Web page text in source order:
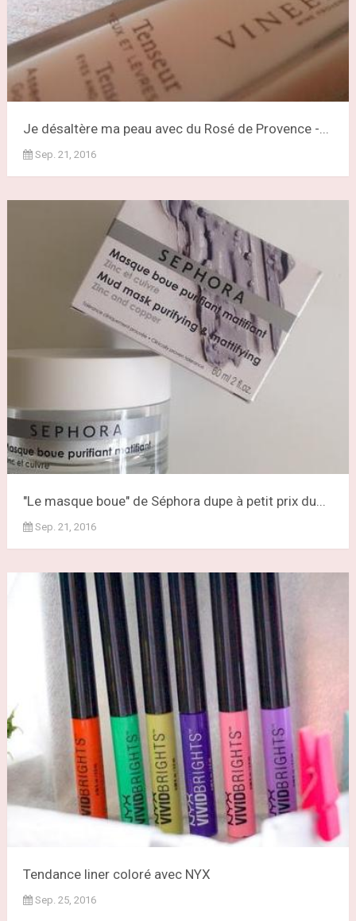
Je désaltère ma peau avec du Rosé de Provence -...
Sep. 21, 2016
"Le masque boue" de Séphora dupe à petit prix du...
Sep. 21, 2016
Tendance liner coloré avec NYX
Sep. 25, 2016